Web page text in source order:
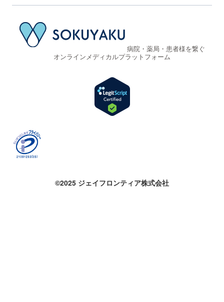
病院・薬局・患者様を繋ぐ
オンラインメディカルプラットフォーム
©2025 ジェイフロンティア株式会社